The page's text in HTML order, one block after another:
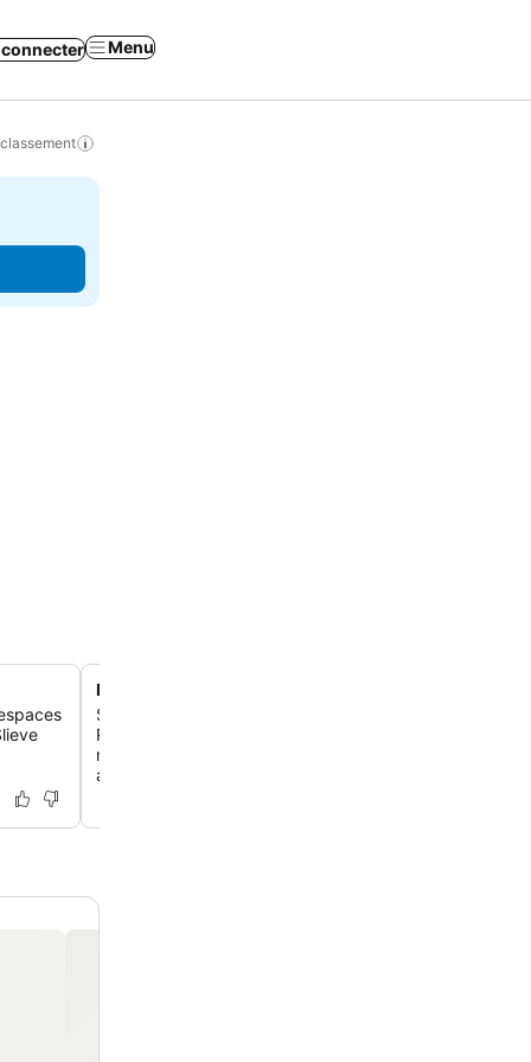
connecter Menu
Restaurant gastronomique primé
Savoure une cuisine irlandaise exquise dans un
Rosette, proposant des ingrédients locaux, y compris
mer du lough et des produits de son propre jardin
aromatiques.